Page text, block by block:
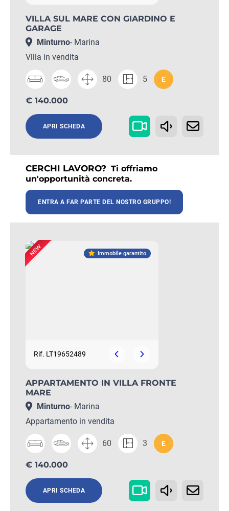
VILLA SUL MARE CON GIARDINO E
GARAGE
Minturno- Marina
Villa in vendita
80 5 E
€ 140.000
APRI SCHEDA
CERCHI LAVORO? Ti offriamo
un'opportunità concreta.
ENTRA A FAR PARTE DEL NOSTRO GRUPPO!
Immobile garantito
Rif. LT19652489
APPARTAMENTO IN VILLA FRONTE
MARE
Minturno- Marina
Appartamento in vendita
60 3 E
€ 140.000
APRI SCHEDA